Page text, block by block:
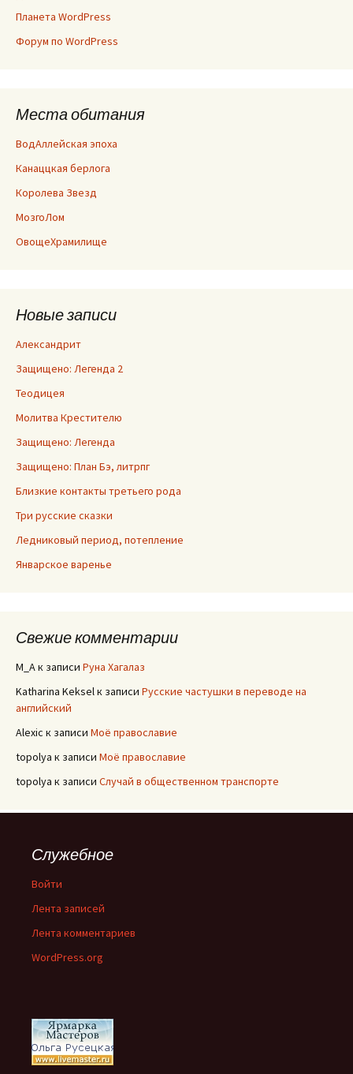
Планета WordPress
Форум по WordPress
Места обитания
ВодАллейская эпоха
Канаццкая берлога
Королева Звезд
МозгоЛом
ОвощеХрамилище
Новые записи
Александрит
Защищено: Легенда 2
Теодицея
Молитва Крестителю
Защищено: Легенда
Защищено: План Бэ, литрпг
Близкие контакты третьего рода
Три русские сказки
Ледниковый период, потепление
Январское варенье
Свежие комментарии
M_A к записи Руна Хагалаз
Katharina Keksel к записи Русские частушки в переводе на
английский
Alexic к записи Моё православие
topolya к записи Моё православие
topolya к записи Случай в общественном транспорте
Служебное
Войти
Лента записей
Лента комментариев
WordPress.org